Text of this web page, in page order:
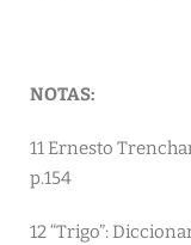
NOTAS:
11Ernesto
p.154
12 “Trigo”: